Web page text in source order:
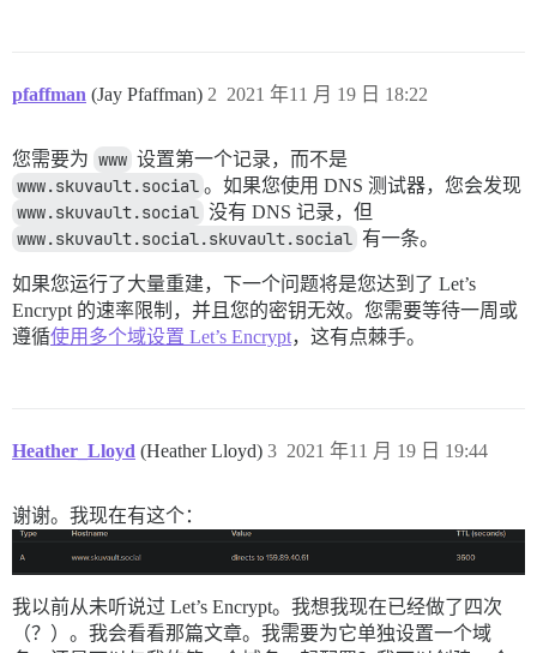
pfaffman (Jay Pfaffman) 2021 年11 月 19 日 18:22
2
您需要为 www 设置第一个记录，而不是
www.skuvault.social 。如果您使用 DNS 测试器，您会发现
www.skuvault.social 没有 DNS 记录，但
www.skuvault.social.skuvault.social 有一条。
如果您运行了大量重建，下一个问题将是您达到了 Let’s
Encrypt 的速率限制，并且您的密钥无效。您需要等待一周或
遵循使用多个域设置 Let’s Encrypt，这有点棘手。
Heather_Lloyd (Heather Lloyd) 2021 年11 月 19 日 19:44
3
谢谢。我现在有这个：
我以前从未听说过 Let’s Encrypt。我想我现在已经做了四次
（？）。我会看看那篇文章。我需要为它单独设置一个域